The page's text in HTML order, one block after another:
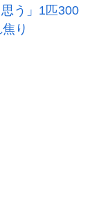
う」1匹300
り